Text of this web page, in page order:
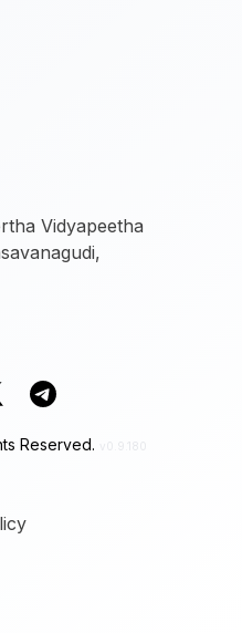
Vidyapeetha
Reserved.